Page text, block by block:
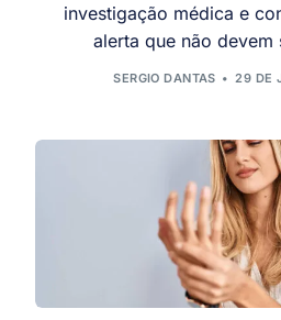
investigação médica e
alerta que não devem
SERGIO DANTAS 29 DE